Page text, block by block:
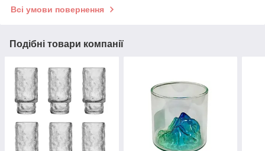
Всі умови повернення
Подібні товари компанії